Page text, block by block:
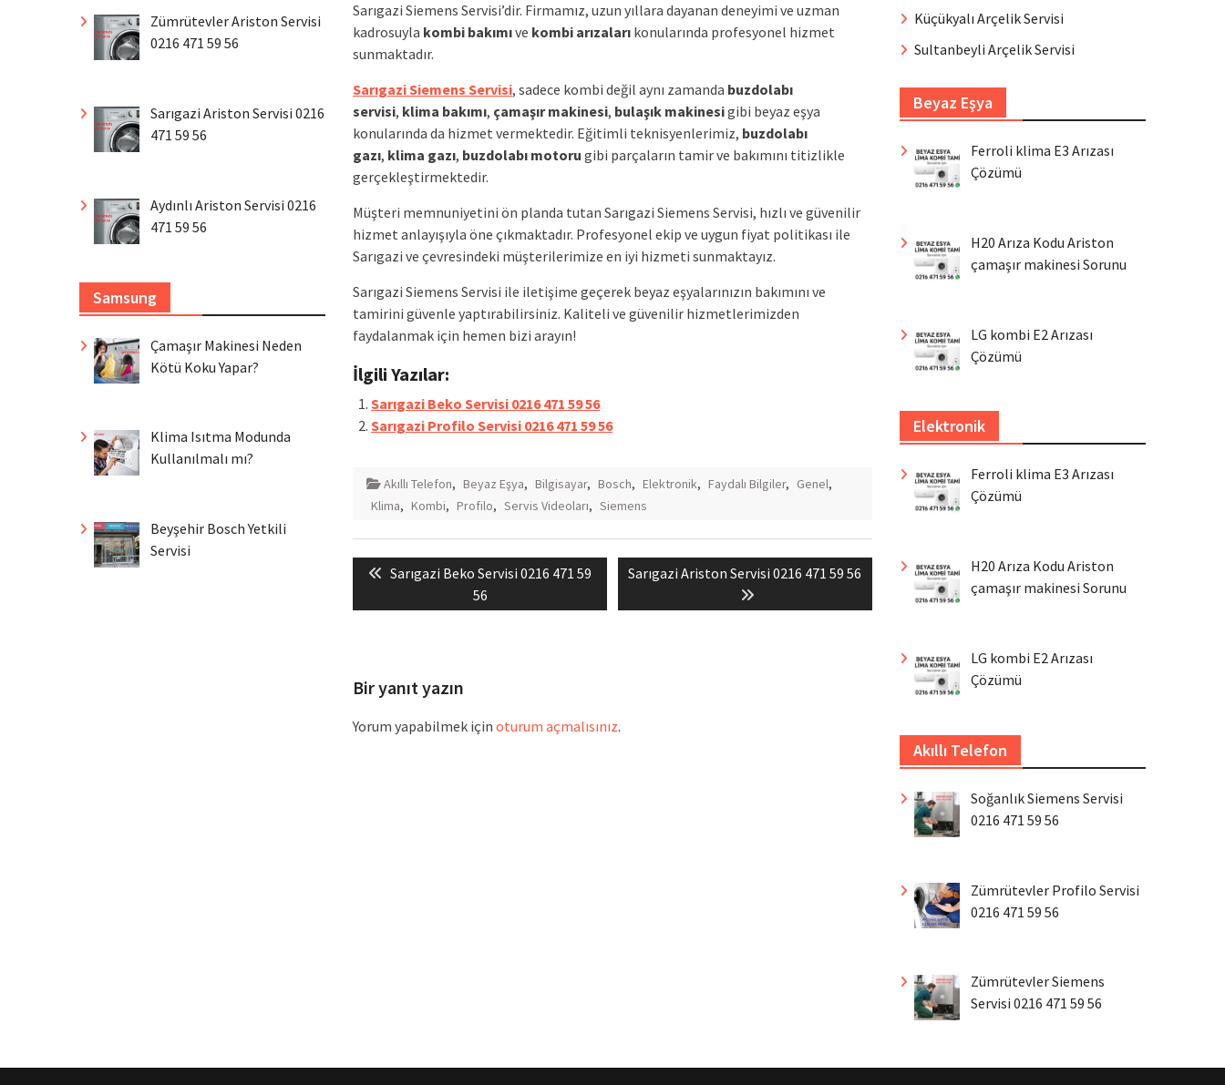
Sarıgazi Siemens Servisi’dir. Firmamız, uzun yıllara dayanan deneyimi ve uzman
kadrosuyla kombi bakımıve kombi arızaları konularında profesyonel hizmet
sunmaktadır.
Sarıgazi Siemens Servisi, sadece kombi değil aynı zamanda buzdolabı
servisi, klima bakımı, çamaşır makinesi, bulaşık makinesigibi beyaz eşya
konularında da hizmet vermektedir. Eğitimli teknisyenlerimiz, buzdolabı
gazı, klima gazı, buzdolabı motoru gibi parçaların tamir ve bakımını titizlikle
gerçekleştirmektedir.
Müşteri memnuniyetini ön planda tutan Sarıgazi Siemens Servisi, hızlı ve güvenilir
hizmet anlayışıyla öne çıkmaktadır. Profesyonel ekip ve uygun fiyat politikası ile
Sarıgazi ve çevresindeki müşterilerimize en iyi hizmeti sunmaktayız.
Sarıgazi Siemens Servisi ile iletişime geçerek beyaz eşyalarınızın bakımını ve
tamirini güvenle yaptırabilirsiniz. Kaliteli ve güvenilir hizmetlerimizden
faydalanmak için hemen bizi arayın!
İlgili Yazılar:
Sarıgazi Beko Servisi 0216 471 59 56
Sarıgazi Profilo Servisi 0216 471 59 56
Akıllı Telefon, Beyaz Eşya, Bilgisayar, Bosch, Elektronik, Faydalı Bilgiler, Genel,
Klima, Kombi, Profilo, Servis Videoları, Siemens
Yazı
gezinmesi
Previous
Sarıgazi Beko Servisi 0216 471 59
56
Next
Sarıgazi Ariston Servisi 0216 471 59 56
Bir yanıt yazın
Yorum yapabilmek için oturum açmalısınız.
Küçükyalı Arçelik Servisi
Sultanbeyli Arçelik Servisi
Beyaz Eşya
Ferroli klima E3 Arızası
Çözümü
H20 Arıza Kodu Ariston
çamaşır makinesi Sorunu
LG kombi E2 Arızası
Çözümü
Elektronik
Ferroli klima E3 Arızası
Çözümü
H20 Arıza Kodu Ariston
çamaşır makinesi Sorunu
LG kombi E2 Arızası
Çözümü
Akıllı Telefon
Soğanlık Siemens Servisi
0216 471 59 56
Zümrütevler Profilo Servisi
0216 471 59 56
Zümrütevler Siemens
Servisi 0216 471 59 56
Zümrütevler Ariston Servisi
0216 471 59 56
Sarıgazi Ariston Servisi 0216
471 59 56
Aydınlı Ariston Servisi 0216
471 59 56
Samsung
Çamaşır Makinesi Neden
Kötü Koku Yapar?
Klima Isıtma Modunda
Kullanılmalı mı?
Beyşehir Bosch Yetkili
Servisi